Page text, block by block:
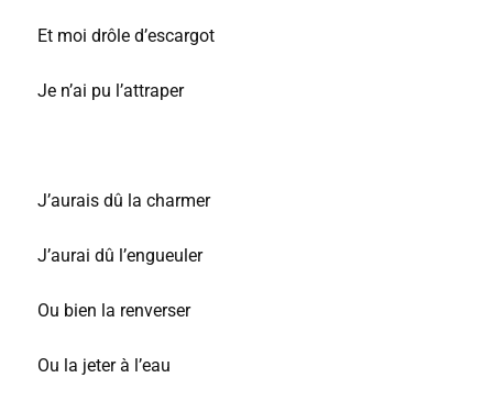
Et moi drôle d’escargot
Je n’ai pu l’attraper
J’aurais dû la charmer
J’aurai dû l’engueuler
Ou bien la renverser
Ou la jeter à l’eau